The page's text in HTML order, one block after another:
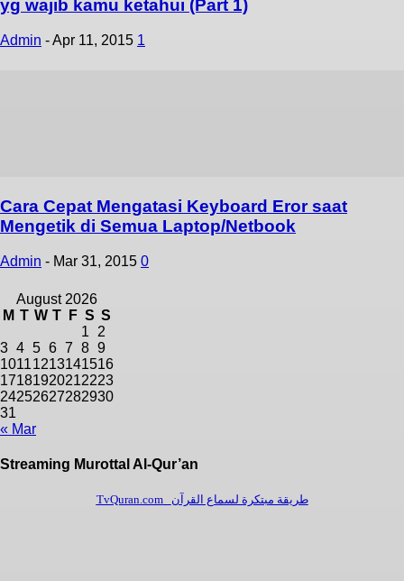
yg wajib kamu ketahui (Part 1)
Admin -Apr 11, 2015 1
Cara Cepat Mengatasi Keyboard Eror saat
Mengetik di Semua Laptop/Netbook
Admin - Mar 31, 2015 0
August 2026
M T W T F S S
1
2
3 4 5 6 7 8 9
10111213141516
17181920212223
24252627282930
31
« Mar
Streaming Murottal Al-Qur’an